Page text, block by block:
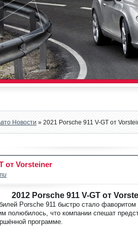
Новости » 2021 Porsche 911 V-GT от
от Vorsteiner
2012 Porsche 911 V-GT от
Porsche 911 быстро стало фаворитом
полюбилось, что компании спешат
программе.